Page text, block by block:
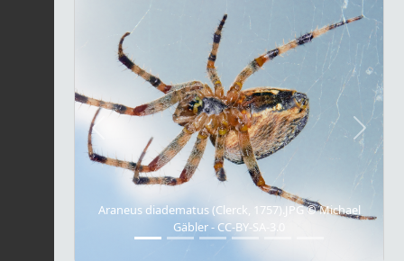
Araneus diadematus (Clerck, 1757).JPG © Michael
Gäbler - CC-BY-SA-3.0
Next